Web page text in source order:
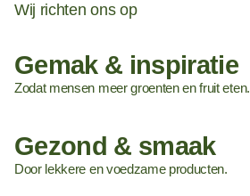
Wij richten ons op
Gemak & inspiratie
Zodat mensen meer groenten en fruit eten.
Gezond & smaak
Door lekkere en voedzame producten.